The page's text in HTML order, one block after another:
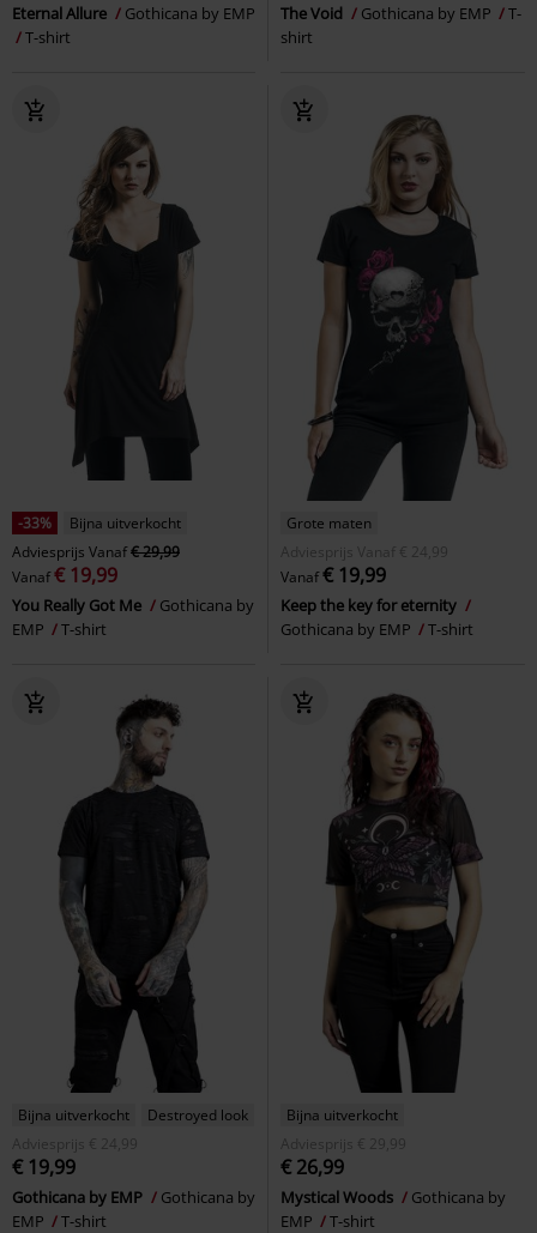
Eternal Allure
Gothicana by EMP
T-shirt
The Void Gothicana by EMP
T-
shirt
-33%
Bijna uitverkocht
Adviesprijs Vanaf€ 29,99
Vanaf€ 19,99
You Really Got Me
Gothicana by
EMP
T-shirt
Grote maten
Adviesprijs
Vanaf € 24,99
Vanaf€ 19,99
Keep the key for eternity
Gothicana by EMP
T-shirt
Bijna uitverkocht
Destroyed look
Adviesprijs
€ 24,99
€ 19,99
Gothicana by EMP
Gothicana by
EMP
T-shirt
Bijna uitverkocht
Adviesprijs
€ 29,99
€ 26,99
Mystical Woods
Gothicana by
EMP
T-shirt